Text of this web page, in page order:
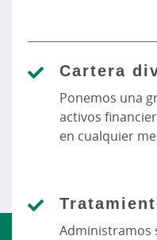
Cartera
Ponemos una
activos
en cualquier
Administramos